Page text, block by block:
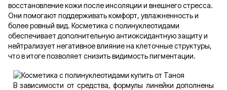
восстановление кожи после инсоляции и внешнего стресса.
Они помогают поддерживать комфорт, увлажненность и
более ровный вид. Косметика с полинуклеотидами
обеспечивает дополнительную антиоксидантную защиту и
нейтрализует негативное влияние на клеточные структуры,
что в итоге позволяет снизить видимость пигментации.
В зависимости от средства, формулы линейки дополнены